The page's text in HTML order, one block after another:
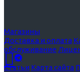
Магазины
Доставка и оплата
обслуживание
Статьи Карта сайта